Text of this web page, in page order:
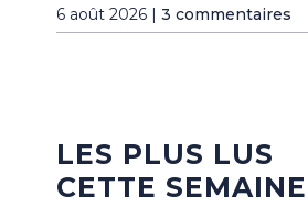
6 août 2026 | 3 commentaires
LES PLUS LUS
CETTE SEMAINE